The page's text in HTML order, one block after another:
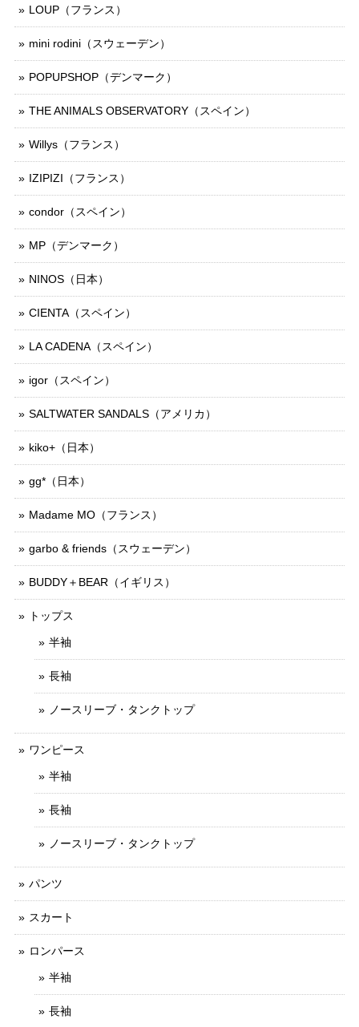
LOUP（フランス）
mini rodini（スウェーデン）
POPUPSHOP（デンマーク）
THE ANIMALS OBSERVATORY（スペイン）
Willys（フランス）
IZIPIZI（フランス）
condor（スペイン）
MP（デンマーク）
NINOS（日本）
CIENTA（スペイン）
LA CADENA（スペイン）
igor（スペイン）
SALTWATER SANDALS（アメリカ）
kiko+（日本）
gg*（日本）
Madame MO（フランス）
garbo & friends（スウェーデン）
BUDDY＋BEAR（イギリス）
トップス
半袖
長袖
ノースリーブ・タンクトップ
ワンピース
半袖
長袖
ノースリーブ・タンクトップ
パンツ
スカート
ロンパース
半袖
長袖